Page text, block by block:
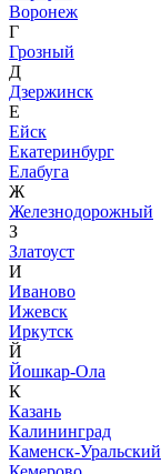
Воронеж
Г
Грозный
Д
Дзержинск
Е
Ейск
Екатеринбург
Елабуга
Ж
Железнодорожный
З
Златоуст
И
Иваново
Ижевск
Иркутск
Й
Йошкар-Ола
К
Казань
Калининград
Каменск-Уральский